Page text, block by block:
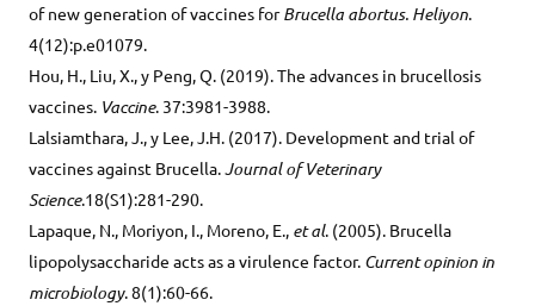
of new generation of vaccines forBrucella abortus. Heliyon.
4(12):p.e01079.
Hou, H., Liu, X., y Peng, Q. (2019). The advances in brucellosis
vaccines. Vaccine. 37:3981-3988.
Lalsiamthara, J., y Lee, J.H. (2017). Development and trial of
vaccines against Brucella.Journal of Veterinary
Science.18(S1):281-290.
Lapaque, N., Moriyon, I., Moreno, E., et al. (2005). Brucella
lipopolysaccharide acts as a virulence factor. Current opinion in
microbiology. 8(1):60-66.